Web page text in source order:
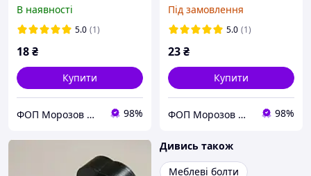
В наявності
5.0 (1)
18₴
Купити
ФОП Морозов Ю.О. 98%
Під замовлення
5.0 (1)
23₴
Купити
ФОП Морозов Ю.О. 98%
Дивись також
Меблеві болти